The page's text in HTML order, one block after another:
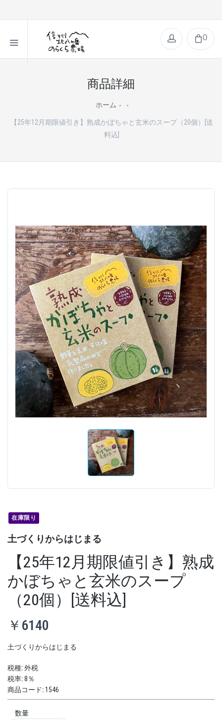
0
商品詳細
ホーム
【25年12月期限値引き】熟成かぼちゃと玄米のスープ（20個）[送
料込]
在庫限り
土づくりからはじまる
【25年12月期限値引き】熟成
かぼちゃと玄米のスープ
（20個）[送料込]
￥6140
土づくりからはじまる
税種:外税
税率:8％
商品コード:1546
数量